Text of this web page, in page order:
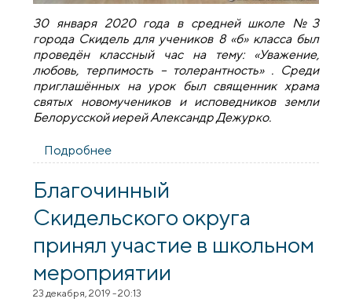
30 января 2020 года в средней школе №3
города Скидель для учеников 8 «б» класса был
проведён классный час на тему: «Уважение,
любовь, терпимость – толерантность» . Среди
приглашённых на урок был священник храма
святых новомучеников и исповедников земли
Белорусской иерей Александр Дежурко.
Подробнее
Скидель
Благочинный
Скидельского округа
принял участие в школьном
мероприятии
23 декабря, 2019 - 20:13